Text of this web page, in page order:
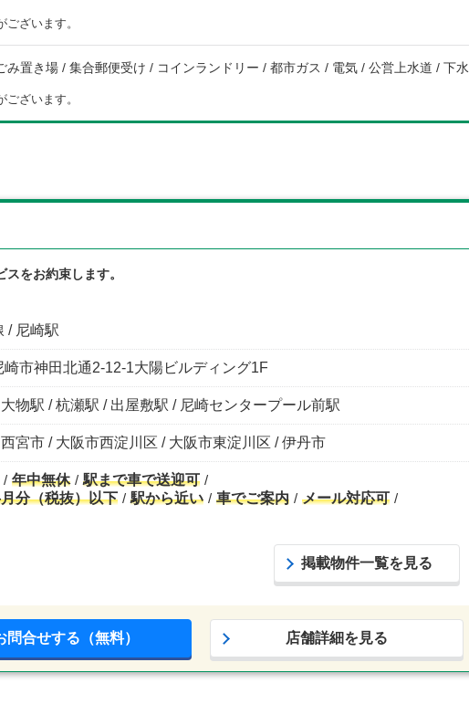
ざいます。
み置き場 / 集合郵便受け / コインランドリー / 都市ガス / 電気 / 公営上水道 / 下水
ざいます。
をお約束します。
/ 尼崎駅
崎市神田北通2-12-1大陽ビルディング1F
物駅 / 杭瀬駅 / 出屋敷駅 / 尼崎センタープール前駅
宮市 / 大阪市西淀川区 / 大阪市東淀川区 / 伊丹市
年中無休
駅まで車で送迎可
分（税抜）以下
駅から近い 車でご案内
メール対応可
掲載物件一覧を見る
問合せする（無料） 店舗詳細を見る